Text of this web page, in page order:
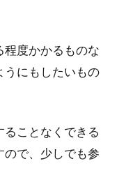
程度かかるものな
うにもしたいもの
ことなくできる
で、少しでも参